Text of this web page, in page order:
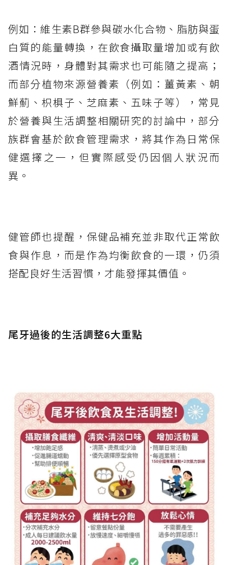
例如：維生素B群參與碳水化合物、脂肪與蛋
白質的能量轉換，在飲食攝取量增加或有飲
酒情況時，身體對其需求也可能隨之提高；
而部分植物來源營養素（例如：薑黃素、朝
鮮薊、枳椇子、芝麻素、五味子等），常見
於營養與生活調整相關研究的討論中，部分
族群會基於飲食管理需求，將其作為日常保
健選擇之一，但實際感受仍因個人狀況而
異。
健管師也提醒，保健品補充並非取代正常飲
食與作息，而是作為均衡飲食的一環，仍須
搭配良好生活習慣，才能發揮其價值。
尾牙過後的生活調整6大重點